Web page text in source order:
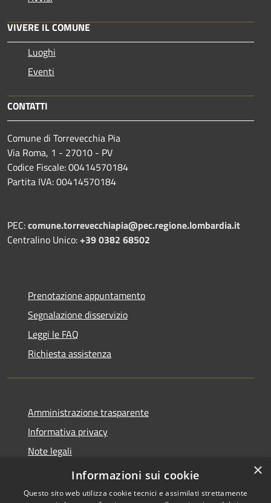
VIVERE IL COMUNE
Luoghi
Eventi
CONTATTI
Comune di Torrevecchia Pia
Via Roma, 1 - 27010 - PV
Codice Fiscale: 00414570184
Partita IVA: 00414570184
PEC:comune.torrevecchiapia@pec.regione.lombardia.it
Centralino Unico:+39 0382 68502
Prenotazione appuntamento
Segnalazione disservizio
Leggi le FAQ
Richiesta assistenza
Amministrazione trasparente
Informativa privacy
Note legali
Dichiarazione di accessibilità
×
Informazioni sui cookie
Questo sito web utilizza cookie tecnici e assimilati strettamente